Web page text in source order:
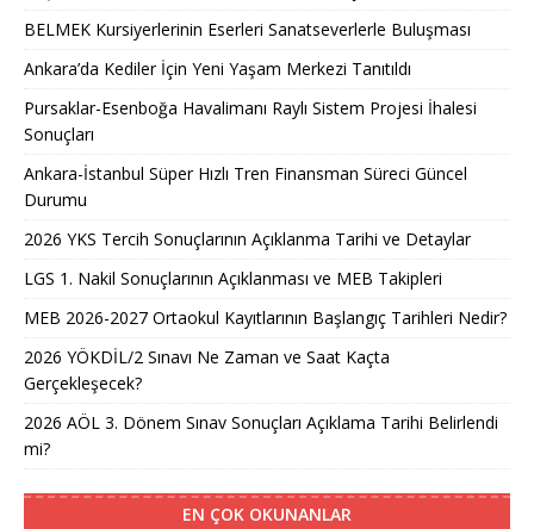
BELMEK Kursiyerlerinin Eserleri Sanatseverlerle Buluşması
Ankara’da Kediler İçin Yeni Yaşam Merkezi Tanıtıldı
Pursaklar-Esenboğa Havalimanı Raylı Sistem Projesi İhalesi
Sonuçları
Ankara-İstanbul Süper Hızlı Tren Finansman Süreci Güncel
Durumu
2026 YKS Tercih Sonuçlarının Açıklanma Tarihi ve Detaylar
LGS 1. Nakil Sonuçlarının Açıklanması ve MEB Takipleri
MEB 2026-2027 Ortaokul Kayıtlarının Başlangıç Tarihleri Nedir?
2026 YÖKDİL/2 Sınavı Ne Zaman ve Saat Kaçta
Gerçekleşecek?
2026 AÖL 3. Dönem Sınav Sonuçları Açıklama Tarihi Belirlendi
mi?
EN ÇOK OKUNANLAR